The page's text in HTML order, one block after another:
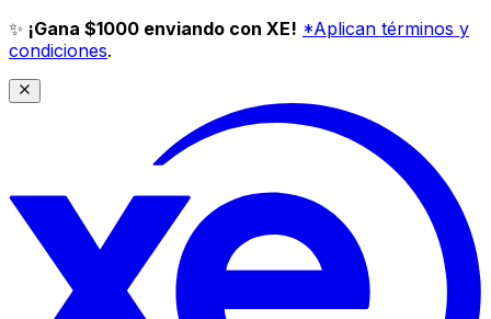
✨ ¡Gana $1000 enviando con XE! *Aplican términos y
condiciones.